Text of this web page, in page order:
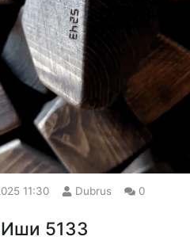
11:30 Dubrus 0
5133